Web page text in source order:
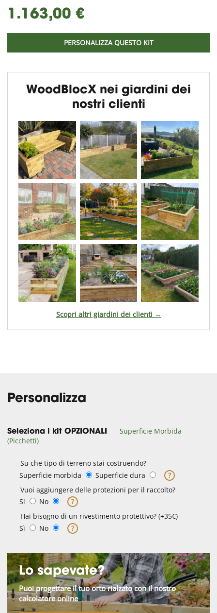
1.163,00 €
PERSONALIZZA QUESTO KIT
WoodBlocX nei giardini dei
nostri clienti
Scopri altri giardini dei clienti →
Personalizza
Seleziona i kit OPZIONALI
Superficie Morbida
(Picchetti)
Su che tipo di terreno stai costruendo?
Superficie morbida
Superficie dura
?
Vuoi aggiungere delle protezioni per il raccolto?
Sì
No
?
Hai bisogno di un rivestimento protettivo? (+35€)
Sì
No ?
Lo sapevate?
Puoi progettare il tuo orto rialzato con il nostro
calcolatore online